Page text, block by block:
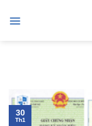
30
Th1